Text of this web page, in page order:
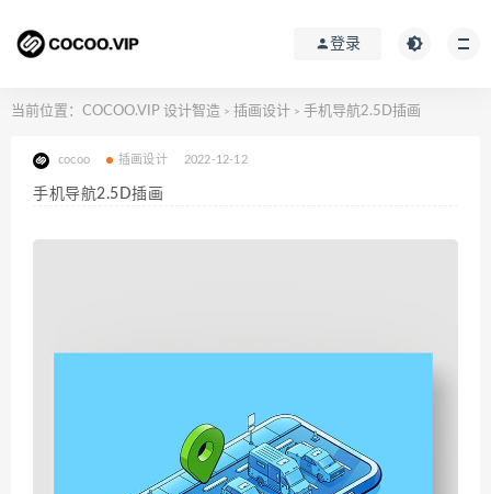
登录
当前位置： COCOO.VIP 设计智造 > 插画设计 > 手机导航2.5D插画
cocoo 插画设计 2022-12-12
手机导航2.5D插画